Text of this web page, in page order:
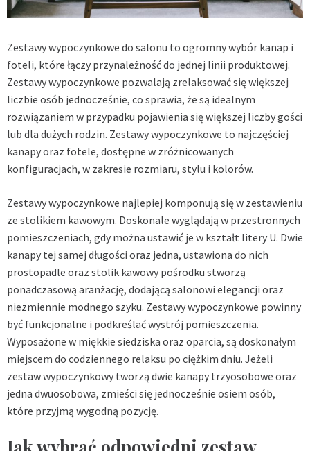
Zestawy wypoczynkowe do salonu to ogromny wybór kanap i
foteli, które łączy przynależność do jednej linii produktowej.
Zestawy wypoczynkowe pozwalają zrelaksować się większej
liczbie osób jednocześnie, co sprawia, że są idealnym
rozwiązaniem w przypadku pojawienia się większej liczby gości
lub dla dużych rodzin. Zestawy wypoczynkowe to najczęściej
kanapy oraz fotele, dostępne w zróżnicowanych
konfiguracjach, w zakresie rozmiaru, stylu i kolorów.
Zestawy wypoczynkowe najlepiej komponują się w zestawieniu
ze stolikiem kawowym. Doskonale wyglądają w przestronnych
pomieszczeniach, gdy można ustawić je w kształt litery U. Dwie
kanapy tej samej długości oraz jedna, ustawiona do nich
prostopadle oraz stolik kawowy pośrodku stworzą
ponadczasową aranżację, dodającą salonowi elegancji oraz
niezmiennie modnego szyku. Zestawy wypoczynkowe powinny
być funkcjonalne i podkreślać wystrój pomieszczenia.
Wyposażone w miękkie siedziska oraz oparcia, są doskonałym
miejscem do codziennego relaksu po ciężkim dniu. Jeżeli
zestaw wypoczynkowy tworzą dwie kanapy trzyosobowe oraz
jedna dwuosobowa, zmieści się jednocześnie osiem osób,
które przyjmą wygodną pozycję.